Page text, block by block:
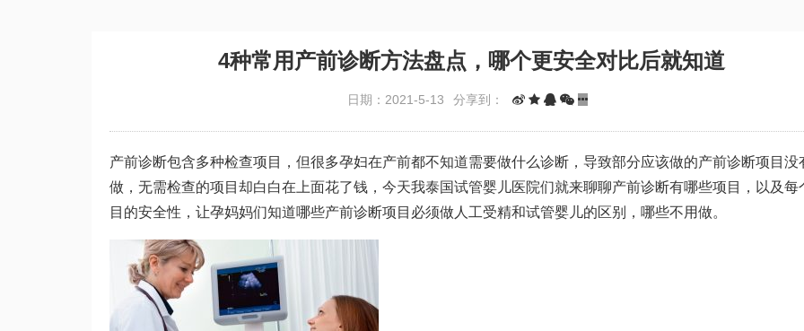
4种常用产前诊断方法盘点，哪个更安全对比后就知道
日期：2021-5-13 分享到：
产前诊断包含多种检查项目，但很多孕妇在产前都不知道需要做什么诊断，导致部分应该做的产前诊断项目没
做，无需检查的项目却白白在上面花了钱，今天我泰国试管婴儿医院们就来聊聊产前诊断有哪些项目，以及每
目的安全性，让孕妈妈们知道哪些产前诊断项目必须做 人工受精和试管婴儿的区别 ，哪些不用做。